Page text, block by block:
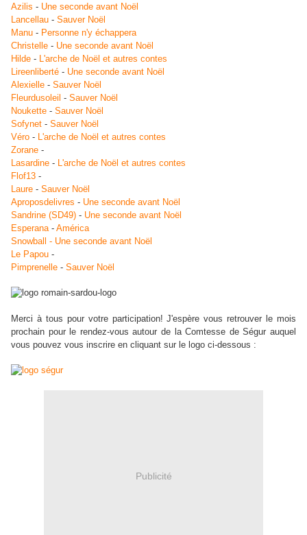
Azilis - Une seconde avant Noël
Lancellau - Sauver Noël
Manu - Personne n'y échappera
Christelle - Une seconde avant Noël
Hilde - L'arche de Noël et autres contes
Lireenliberté - Une seconde avant Noël
Alexielle - Sauver Noël
Fleurdusoleil - Sauver Noël
Noukette - Sauver Noël
Sofynet - Sauver Noël
Véro - L'arche de Noël et autres contes
Zorane -
Lasardine - L'arche de Noël et autres contes
Flof13 -
Laure - Sauver Noël
Aproposdelivres - Une seconde avant Noël
Sandrine (SD49) - Une seconde avant Noël
Esperana- América
Snowball - Une seconde avant Noël
Le Papou -
Pimprenelle - Sauver Noël
Merci à tous pour votre participation! J'espère vous retrouver le mois
prochain pour le rendez-vous autour de la Comtesse de Ségur auquel
vous pouvez vous inscrire en cliquant sur le logo ci-dessous :
Publicité